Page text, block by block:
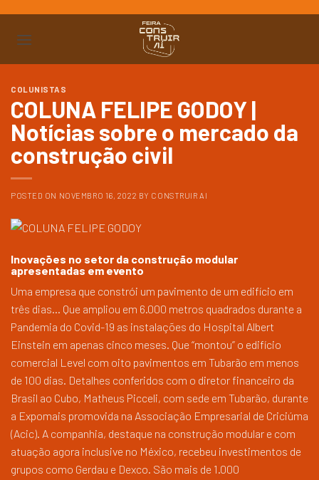
para
COLUNISTAS
COLUNA FELIPE GODOY |
Notícias sobre o mercado da
construção civil
POSTED ON NOVEMBRO 16, 2022 BY CONSTRUIR AI
Inovações no setor da construção modular
apresentadas em evento
Uma empresa que constrói um pavimento de um edifício em
três dias… Que ampliou em 6.000 metros quadrados durante a
Pandemia do Covid-19 as instalações do Hospital Albert
Einstein em apenas cinco meses. Que “montou” o edifício
comercial Level com oito pavimentos em Tubarão em menos
de 100 dias. Detalhes conferidos com o diretor financeiro da
Brasil ao Cubo, Matheus Picceli, com sede em Tubarão, durante
a Expomais promovida na Associação Empresarial de Criciúma
(Acic). A companhia, destaque na construção modular e com
atuação agora inclusive no México, recebeu investimentos de
grupos como Gerdau e Dexco. São mais de 1.000